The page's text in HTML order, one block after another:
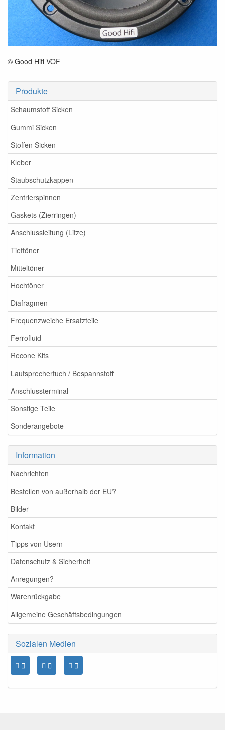
Produkte
Schaumstoff Sicken
Gummi Sicken
Stoffen Sicken
Kleber
Staubschutzkappen
Zentrierspinnen
Gaskets (Zierringen)
Anschlussleitung (Litze)
Tieftöner
Mitteltöner
Hochtöner
Diafragmen
Frequenzweiche Ersatzteile
Ferrofluid
Recone Kits
Lautsprechertuch / Bespannstoff
Anschlussterminal
Sonstige Teile
Sonderangebote
Information
Nachrichten
Bestellen von außerhalb der EU?
Bilder
Kontakt
Tipps von Usern
Datenschutz & Sicherheit
Anregungen?
Warenrückgabe
Allgemeine Geschäftsbedingungen
Sozialen Medien
© Good Hifi VOF